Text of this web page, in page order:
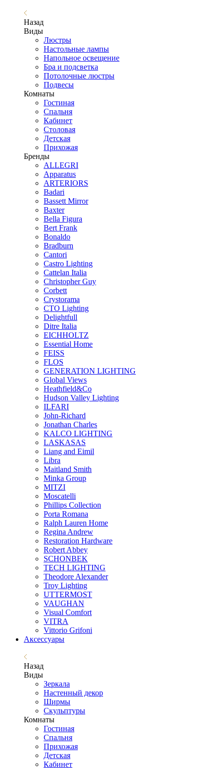
Назад
Виды
Люстры
Настольные лампы
Напольное освещение
Бра и подсветка
Потолочные люстры
Подвесы
Комнаты
Гостиная
Спальня
Кабинет
Столовая
Детская
Прихожая
Бренды
ALLEGRI
Apparatus
ARTERIORS
Badari
Bassett Mirror
Baxter
Bella Figura
Bert Frank
Bonaldo
Bradburn
Cantori
Castro Lighting
Cattelan Italia
Christopher Guy
Corbett
Crystorama
CTO Lighting
Delightfull
Ditre Italia
EICHHOLTZ
Essential Home
FEISS
FLOS
GENERATION LIGHTING
Global Views
Heathfield&Co
Hudson Valley Lighting
ILFARI
John-Richard
Jonathan Charles
KALCO LIGHTING
LASKASAS
Liang and Eimil
Libra
Maitland Smith
Minka Group
MITZI
Moscatelli
Phillips Collection
Porta Romana
Ralph Lauren Home
Regina Andrew
Restoration Hardware
Robert Abbey
SCHONBEK
TECH LIGHTING
Theodore Alexander
Troy Lighting
UTTERMOST
VAUGHAN
Visual Comfort
VITRA
Vittorio Grifoni
Аксессуары
Назад
Виды
Зеркала
Настенный декор
Ширмы
Скульптуры
Комнаты
Гостиная
Спальня
Прихожая
Детская
Кабинет